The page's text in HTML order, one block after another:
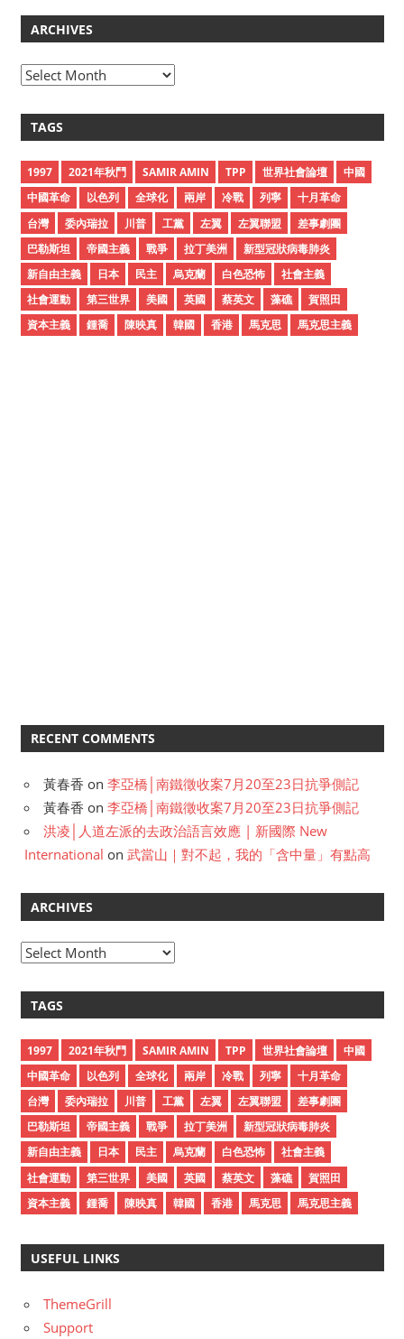
ARCHIVES
A
h
v
e
s
TAGS
1997 2021年秋鬥 SAMIR AMIN TPP 世界社會論壇
中國
中國革命
以色列 全球化 兩岸 冷戰 列寧
十月革命
台灣
委內瑞拉 川普 工黨 左翼 左翼聯盟
差事劇團
巴勒斯坦
帝國主義 戰爭 拉丁美洲
新型冠狀病毒肺炎
新自由主義
日本 民主 烏克蘭 白色恐怖
社會主義
社會運動
第三世界 美國 英國 蔡英文 藻礁
賀照田
資本主義
鍾喬 陳映真 韓國 香港 馬克思 馬克思主義
RECENT COMMENTS
黃春香 on 李亞橋│南鐵徵收案7月20至23日抗爭側記
黃春香 on 李亞橋│南鐵徵收案7月20至23日抗爭側記
洪凌│人道左派的去政治語言效應 | 新國際 New
International on 武當山｜對不起，我的「含中量」有點高
ARCHIVES
A
h
v
e
s
TAGS
1997 2021年秋鬥 SAMIR AMIN TPP 世界社會論壇
中國
中國革命
以色列 全球化 兩岸 冷戰 列寧
十月革命
台灣
委內瑞拉 川普 工黨 左翼 左翼聯盟
差事劇團
巴勒斯坦
帝國主義 戰爭 拉丁美洲
新型冠狀病毒肺炎
新自由主義
日本 民主 烏克蘭 白色恐怖
社會主義
社會運動
第三世界 美國 英國 蔡英文 藻礁
賀照田
資本主義
鍾喬 陳映真 韓國 香港 馬克思 馬克思主義
USEFUL LINKS
ThemeGrill
Support